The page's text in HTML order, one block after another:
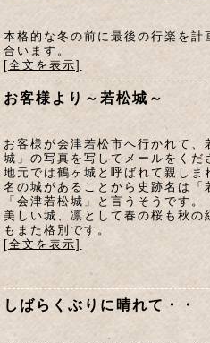
本格的な冬の前に最後の行楽を計
合います。
[全文を表示]
お客様より～若松城～
お客様が会津若松市へ行かれて、
城」の写真を写してメールをくだ
地元では鶴ヶ城と呼ばれて親しま
名の城があることから史跡名は「
「会津若松城」と言うそうです。
美しい城、凛として春の桜も秋の
もまた格別です。
[全文を表示]
しばらくぶりに晴れて・・